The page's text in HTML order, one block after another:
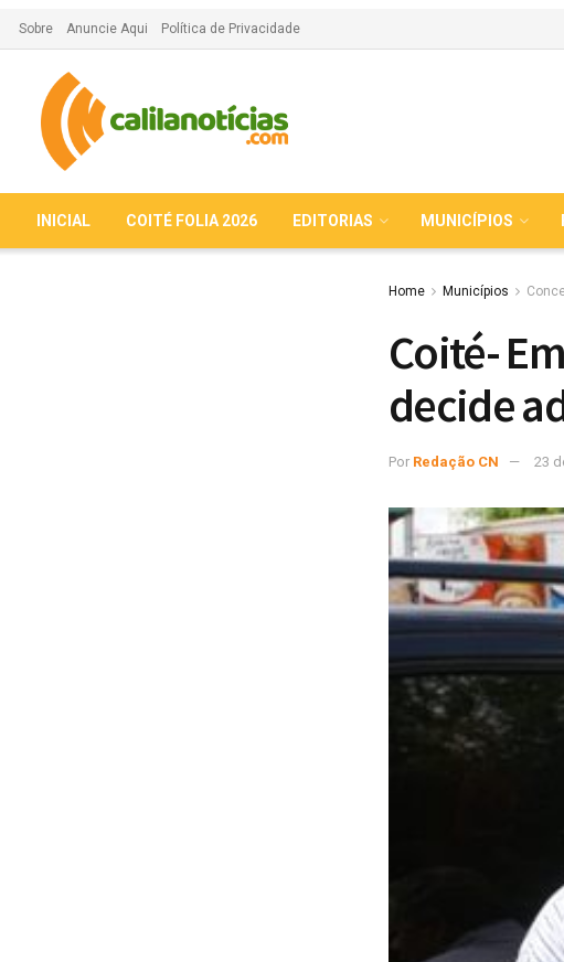
Sobre Anuncie Aqui Política de Privacidade
INICIAL COITÉ FOLIA 2026 EDITORIAS MUNICÍPIOS
Home Municípios
Coité-
decide
Por Redação CN 23